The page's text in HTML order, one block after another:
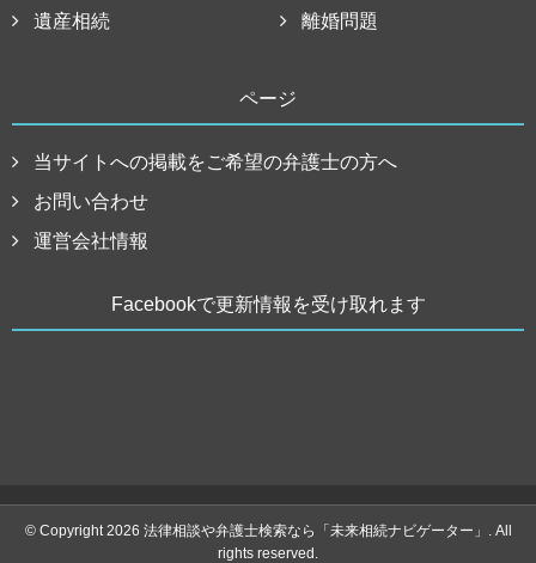
遺産相続 離婚問題
ページ
当サイトへの掲載をご希望の弁護士の方へ
お問い合わせ
運営会社情報
Facebookで更新情報を受け取れます
© Copyright 2026 法律相談や弁護士検索なら「未来相続ナビゲーター」. All
rights reserved.